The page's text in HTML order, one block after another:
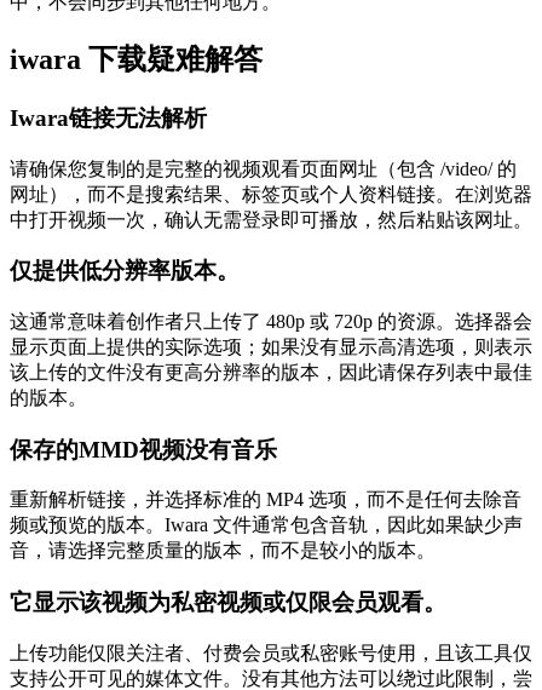
iwara 下载疑难解答
Iwara链接无法解析
请确保您复制的是完整的视频观看页面网址（包含 /video/ 的
网址），而不是搜索结果、标签页或个人资料链接。在浏览器
中打开视频一次，确认无需登录即可播放，然后粘贴该网址。
仅提供低分辨率版本。
这通常意味着创作者只上传了 480p 或 720p 的资源。选择器会
显示页面上提供的实际选项；如果没有显示高清选项，则表示
该上传的文件没有更高分辨率的版本，因此请保存列表中最佳
的版本。
保存的MMD视频没有音乐
重新解析链接，并选择标准的 MP4 选项，而不是任何去除音
频或预览的版本。Iwara 文件通常包含音轨，因此如果缺少声
音，请选择完整质量的版本，而不是较小的版本。
它显示该视频为私密视频或仅限会员观看。
上传功能仅限关注者、付费会员或私密账号使用，且该工具仅
支持公开可见的媒体文件。没有其他方法可以绕过此限制，尝